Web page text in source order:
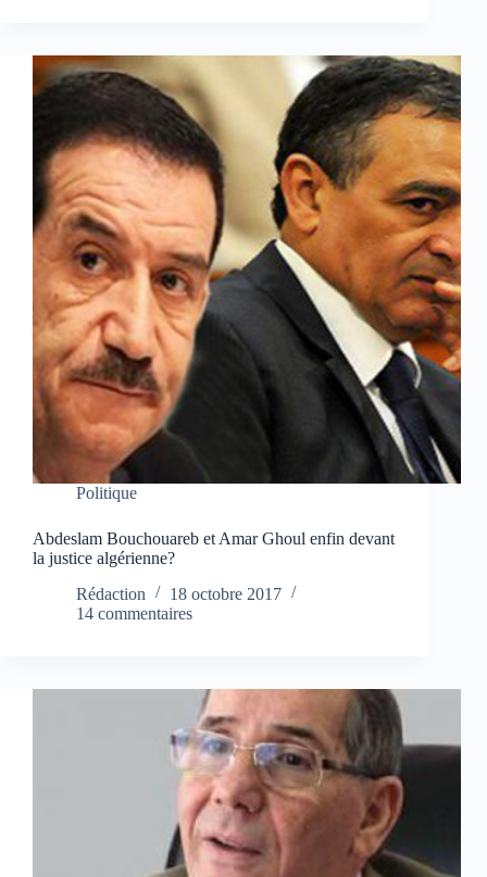
Politique
Abdeslam Bouchouareb et Amar Ghoul enfin devant
la justice algérienne?
Rédaction
18 octobre 2017
14 commentaires